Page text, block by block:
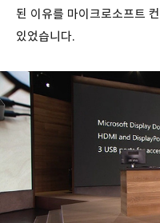
된 이유를 마이크로소프트
있었습니다.